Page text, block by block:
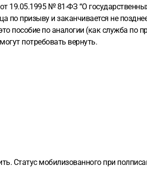
19.05.1995 № 81-ФЗ “О
по призыву и заканчивается не
пособие по аналогии (как служба по
потребовать вернуть.
Статус мобилизованного при